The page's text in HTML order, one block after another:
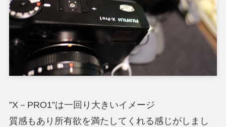
”X－PRO1”は一回り大きいイメージ
質感もあり所有欲を満たしてくれる感じがしまし